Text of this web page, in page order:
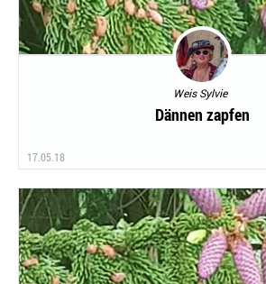
Weis Sylvie
Dännen zapfen
17.05.18